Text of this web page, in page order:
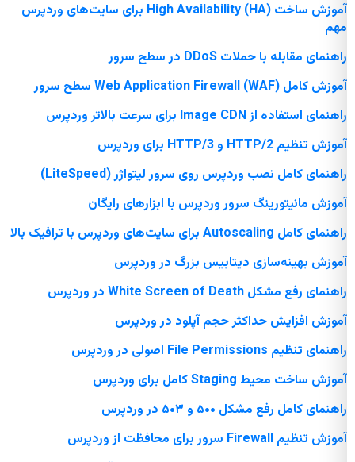
آموزش ساخت High Availability (HA) برای سایت‌های وردپرس
مهم
راهنمای مقابله با حملات DDoS در سطح سرور
آموزش کامل Web Application Firewall (WAF) سطح سرور
راهنمای استفاده از Image CDN برای سرعت بالاتر وردپرس
آموزش تنظیم HTTP/2 و HTTP/3 برای وردپرس
راهنمای کامل نصب وردپرس روی سرور لیتواژر (LiteSpeed)
آموزش مانیتورینگ سرور وردپرس با ابزارهای رایگان
راهنمای کامل Autoscaling برای سایت‌های وردپرس با ترافیک بالا
آموزش بهینه‌سازی دیتابیس بزرگ در وردپرس
راهنمای رفع مشکل White Screen of Death در وردپرس
آموزش افزایش حداکثر حجم آپلود در وردپرس
راهنمای تنظیم File Permissions اصولی در وردپرس
آموزش ساخت محیط Staging کامل برای وردپرس
راهنمای کامل رفع مشکل ۵۰۰ و ۵۰۳ در وردپرس
آموزش تنظیم Firewall سرور برای محافظت از وردپرس